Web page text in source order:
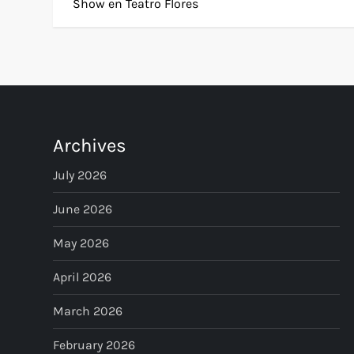
t
a
v
i
g
a
t
Show en Teatro Flores
Archives
July 2026
June 2026
May 2026
April 2026
March 2026
February 2026